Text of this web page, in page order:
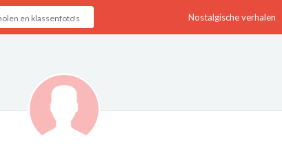
Nostalgische verhalen